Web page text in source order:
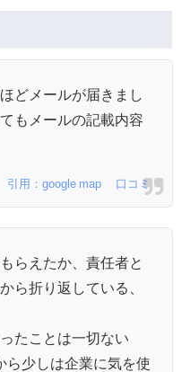
どメールが届きまし
もメールの記載内容
引用：google map 口コミ
らえたか、責任者と
ら折り返している、
たことは一切ない
ら少しは企業に気を使